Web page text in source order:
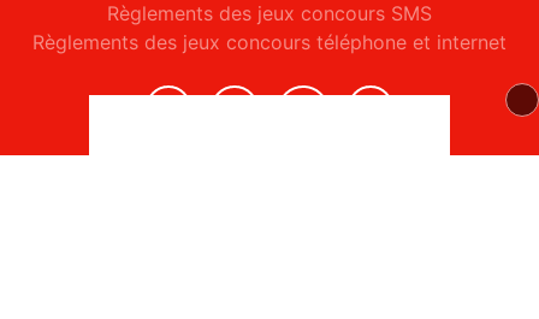
Règlements des jeux concours SMS
Règlements des jeux concours téléphone et internet